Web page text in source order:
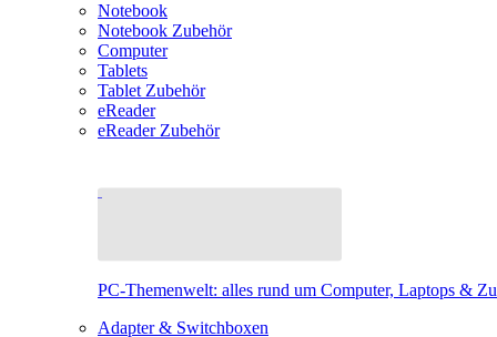
Notebook
Notebook Zubehör
Computer
Tablets
Tablet Zubehör
eReader
eReader Zubehör
PC-Themenwelt: alles rund um Computer, Laptops &
Adapter & Switchboxen